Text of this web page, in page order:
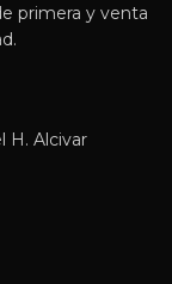
primera y venta
H. Alcivar